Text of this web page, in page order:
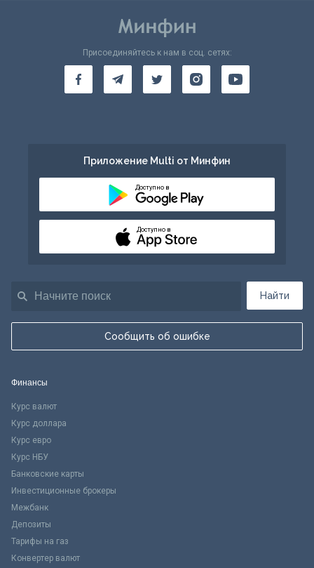
Найти
Сообщить об ошибке
Присоединяйтесь к нам в соц. сетях:
Приложение Multi от Минфин
Доступно в
Доступно в
Финансы
Курс валют
Курс доллара
Курс евро
Курс НБУ
Банковские карты
Инвестиционные брокеры
Межбанк
Депозиты
Тарифы на газ
Конвертер валют